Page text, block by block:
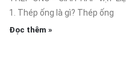
1. Thép ống là gì? Thép ống
Đọc thêm »